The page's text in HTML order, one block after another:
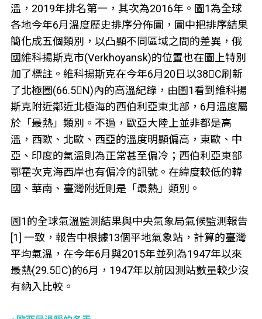
溫，2019年排名第一，其次為2016年。圖1為全球
各地今年6月溫度歷史排序分佈圖，圖中把排序結果
簡化成五個類別，以凸顯不同區域之間的差異，俄
國維科揚斯克市(Verkhoyansk)的位置也在圖上特別
加了標註。維科揚斯克在今年6月20日以38C刷新
了北極圈(66.5N)內的高溫紀錄，由圖1看到維科揚
斯克附近鄰近北極海的西伯利亞東北部，6月溫度屬
於「最熱」類別。不過，歐亞大陸上並非都是高
溫，西歐、北歐、西亞的溫度明顯偏高，東歐、中
亞、印度的氣溫則為正常甚至偏冷；西伯利亞東部
鄂霍次克海西岸也有偏冷的訊號。在緯度較低的韓
國、華南、臺灣附近則是「最熱」類別。
圖1的全球氣溫監測結果與中央氣象局氣候監測報告
[1] 一致，報告中根據13個平地氣象站，計算的臺灣
平均氣溫，在今年6月與2015年並列為1947年以來
最熱(29.5C)的6月，1947年以前因測站數量較少沒
有納入比較。